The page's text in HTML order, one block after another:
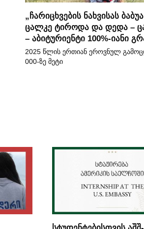
„ჩარიცხვების ნახვისას ბაბუა
ცალკე ტიროდა და დედა –
– აბიტურიენტი 100%-იანი
2025 წლის ერთიან ეროვნულ
000-ზე მეტი